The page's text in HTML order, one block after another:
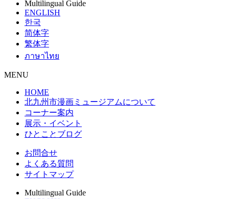
Multilingual Guide
ENGLISH
한국
简体字
繁体字
ภาษาไทย
MENU
HOME
北九州市漫画ミュージアムについて
コーナー案内
展示・イベント
ひとことブログ
お問合せ
よくある質問
サイトマップ
Multilingual Guide